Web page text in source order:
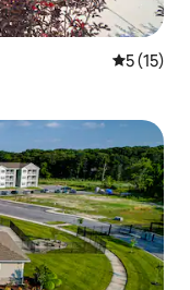
5 (15)